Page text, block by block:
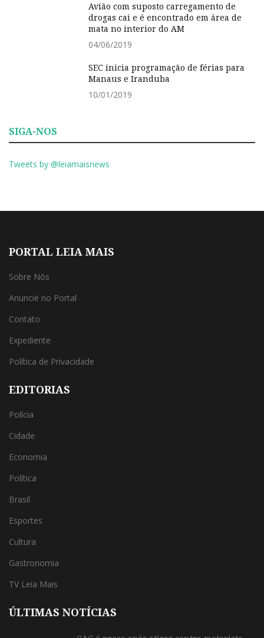
Avião com suposto carregamento de
drogas cai e é encontrado em área de
mata no interior do AM
04/06/2019
SEC inicia programação de férias para
Manaus e Iranduba
10/01/2019
SIGA-NOS
Tweets by @leiamaisnews
PORTAL LEIA MAIS
Sobre Nós
Anuncie no Portal
Contato
Expediente
Política de Privacidade
EDITORIAS
Polícia
Cidade
Economia
Política
Brasil
Esportes
Cultura
Gastronomia
TV Leia Mais
ÚLTIMAS NOTÍCIAS